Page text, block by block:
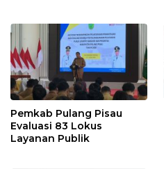
Pemkab Pulang Pisau
Evaluasi 83 Lokus
Layanan Publik